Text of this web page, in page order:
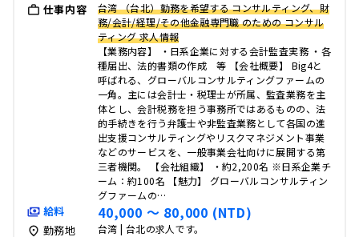
仕事内容
台湾 （台北）勤務を希望する コンサルティング、財
務/会計/経理/その他金融専門職 のための コンサル
ティング 求人情報
【業務内容】 ・日系企業に対する会計監査実務 ・各
種届出、法的書類の作成 等 【会社概要】 Big4と
呼ばれる、グローバルコンサルティングファームの
一角。主には会計士・税理士が所属、監査業務を主
体とし、会計税務を担う事務所ではあるものの、法
的手続きを行う弁護士や非監査業務として各国の進
出支援コンサルティングやリスクマネジメント事業
などのサービスを、一般事業会社向けに展開する第
三者機関。 【会社組織】 ・約2,200名 ※日系企業チ
ーム：約100名 【魅力】 グローバルコンサルティン
グファームの…
給料 40,000 〜 80,000 (NTD)
勤務地 台湾 | 台北の求人です。